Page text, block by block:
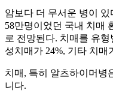
암보다 더 무서운 병이 있
58만명이었던 국내 치매
로 전망된다. 치매를 유
성치매가 24%, 기타 치매
치매, 특히 알츠하이머병
니다.